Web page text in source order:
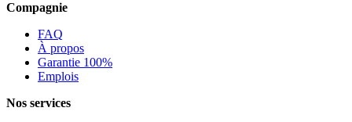
Compagnie
FAQ
À propos
Garantie 100%
Emplois
Nos services